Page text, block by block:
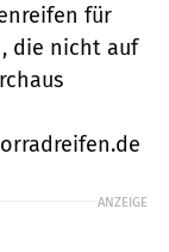
für
die nicht auf
ANZEIGE